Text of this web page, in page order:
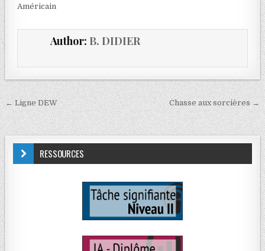
Américain
Author: B. DIDIER
← Ligne DEW Chasse aux sorcières →
RESSOURCES